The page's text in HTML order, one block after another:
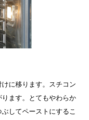
に移ります。スチコン
ます。とてもやわらか
してペーストにするこ